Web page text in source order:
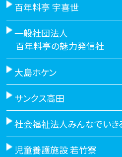
百年料亭 宇喜世
一般社団法人
百年料亭の魅力発信社
大島ホケン
サンクス高田
社会福祉法人みんなでいき
児童養護施設 若竹寮